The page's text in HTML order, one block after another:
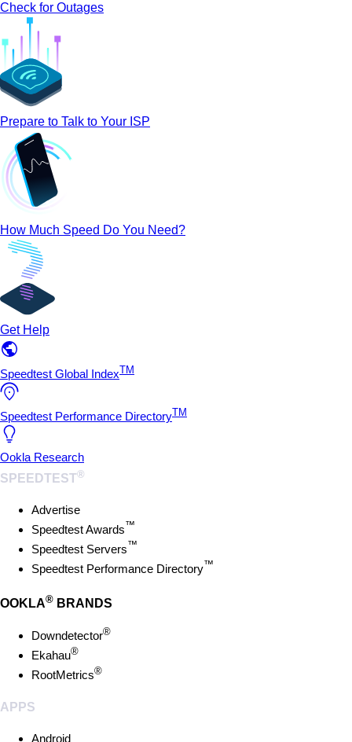
Check for Outages
Prepare to Talk to Your ISP
How Much Speed Do You Need?
Get Help
Speedtest Global Index TM
Speedtest Performance Directory TM
Ookla Research
SPEEDTEST®
Advertise
Speedtest Awards™
Speedtest Servers™
Speedtest Performance Directory™
OOKLA® BRANDS
Downdetector®
Ekahau®
RootMetrics®
APPS
Android